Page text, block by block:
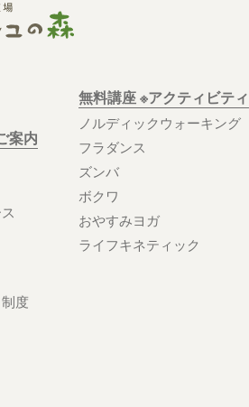
案内
度
無料講座 ※アクティビティ
ノルディックウォーキング
フラダンス
ズンバ
ボクワ
おやすみヨガ
ライフキネティック